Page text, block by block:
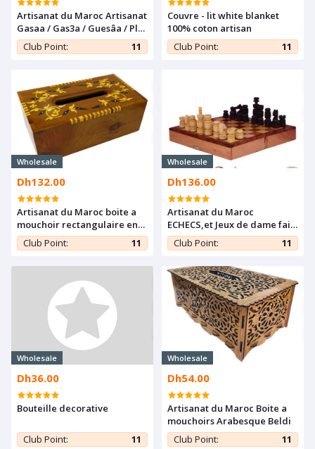
Artisanat du Maroc Artisanat
Gasaa / Gas3a / Guesâa / Plat
à couscous en Bois de noyer
Club Point: 11
Couvre - lit white blanket
100% coton artisan
Club Point:
11
Wholesale
Dh132.00
Artisanat du Maroc boite a
mouchoir rectangulaire en
thuya incruster avec du
citronnier
Club Point: 11
Wholesale
Dh136.00
Artisanat du Maroc
ECHECS,et Jeux de dame fait
dans le tronc de Thuya, la
racine de Thuya et le
Club Point: 11
Wholesale
Dh36.00
Bouteille decorative
Club Point: 11
Wholesale
Dh54.00
Artisanat du Maroc Boite a
mouchoirs Arabesque Beldi
Club Point:
11